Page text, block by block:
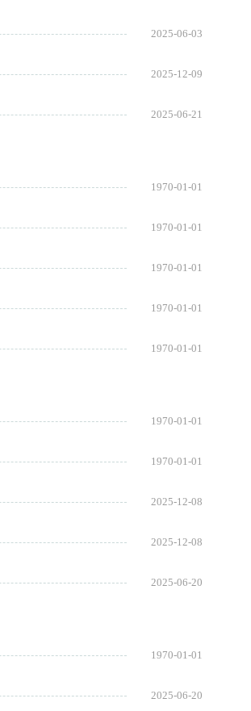
2025-06-03
2025-12-09
2025-06-21
1970-01-01
1970-01-01
1970-01-01
1970-01-01
1970-01-01
1970-01-01
1970-01-01
2025-12-08
2025-12-08
2025-06-20
1970-01-01
2025-06-20